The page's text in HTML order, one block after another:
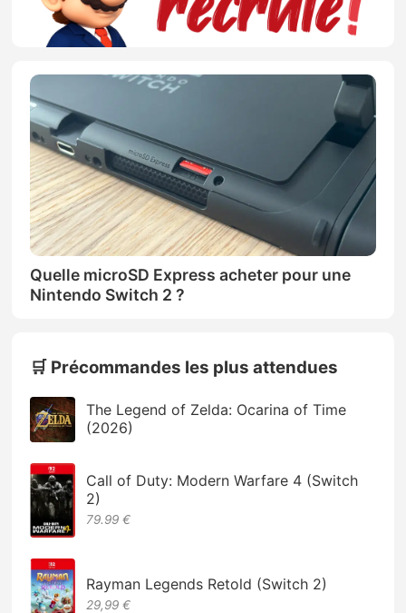
Quelle microSD Express acheter pour une
Nintendo Switch 2 ?
🛒 Précommandes les plus attendues
The Legend of Zelda: Ocarina of Time
(2026)
Call of Duty: Modern Warfare 4 (Switch
2)
79.99 €
Rayman Legends Retold (Switch 2)
29,99 €